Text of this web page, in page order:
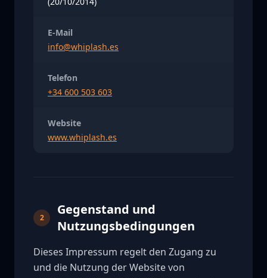
E-Mail
info@whiplash.es
Telefon
+34 600 503 603
Website
www.whiplash.es
2
Gegenstand und
Nutzungsbedingungen
Dieses Impressum regelt den Zugang zu
und die Nutzung der Website von